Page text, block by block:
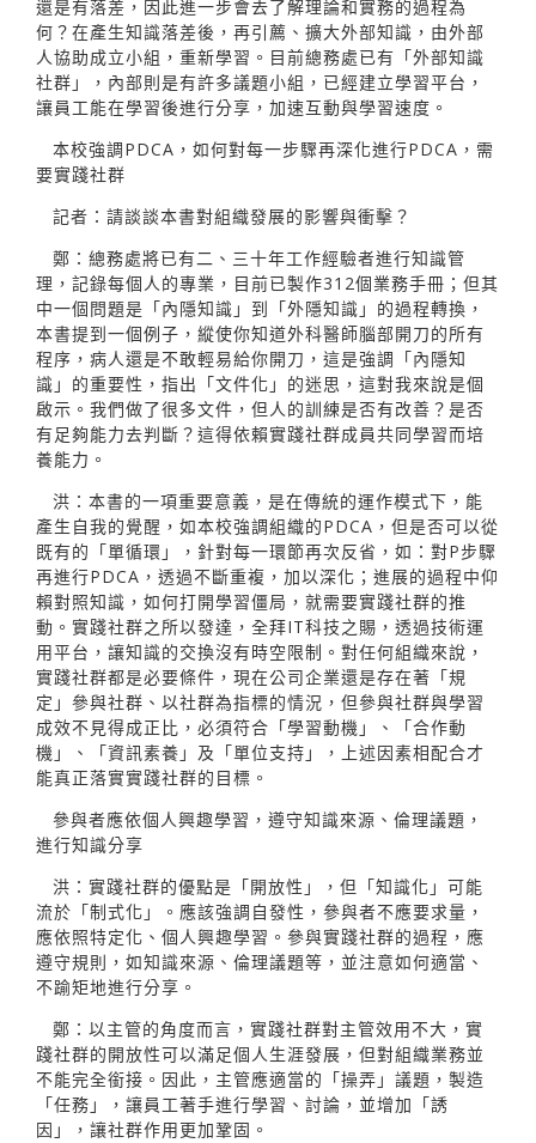
還是有落差，因此進一步會去了解理論和實務的過程為
何？在產生知識落差後，再引薦、擴大外部知識，由外部
人協助成立小組，重新學習。目前總務處已有「外部知識
社群」，內部則是有許多議題小組，已經建立學習平台，
讓員工能在學習後進行分享，加速互動與學習速度。
本校強調PDCA，如何對每一步驟再深化進行PDCA，需
要實踐社群
記者：請談談本書對組織發展的影響與衝擊？
鄭：總務處將已有二、三十年工作經驗者進行知識管
理，記錄每個人的專業，目前已製作312個業務手冊；但其
中一個問題是「內隱知識」到「外隱知識」的過程轉換，
本書提到一個例子，縱使你知道外科醫師腦部開刀的所有
程序，病人還是不敢輕易給你開刀，這是強調「內隱知
識」的重要性，指出「文件化」的迷思，這對我來說是個
啟示。我們做了很多文件，但人的訓練是否有改善？是否
有足夠能力去判斷？這得依賴實踐社群成員共同學習而培
養能力。
洪：本書的一項重要意義，是在傳統的運作模式下，能
產生自我的覺醒，如本校強調組織的PDCA，但是否可以從
既有的「單循環」，針對每一環節再次反省，如：對P步驟
再進行PDCA，透過不斷重複，加以深化；進展的過程中仰
賴對照知識，如何打開學習僵局，就需要實踐社群的推
動。實踐社群之所以發達，全拜IT科技之賜，透過技術運
用平台，讓知識的交換沒有時空限制。對任何組織來說，
實踐社群都是必要條件，現在公司企業還是存在著「規
定」參與社群、以社群為指標的情況，但參與社群與學習
成效不見得成正比，必須符合「學習動機」、「合作動
機」、「資訊素養」及「單位支持」，上述因素相配合才
能真正落實實踐社群的目標。
參與者應依個人興趣學習，遵守知識來源、倫理議題，
進行知識分享
洪：實踐社群的優點是「開放性」，但「知識化」可能
流於「制式化」。應該強調自發性，參與者不應要求量，
應依照特定化、個人興趣學習。參與實踐社群的過程，應
遵守規則，如知識來源、倫理議題等，並注意如何適當、
不踰矩地進行分享。
鄭：以主管的角度而言，實踐社群對主管效用不大，實
踐社群的開放性可以滿足個人生涯發展，但對組織業務並
不能完全銜接。因此，主管應適當的「操弄」議題，製造
「任務」，讓員工著手進行學習、討論，並增加「誘
因」，讓社群作用更加鞏固。